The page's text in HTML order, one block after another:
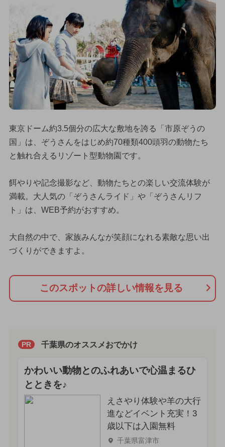
東京ドーム約3.5個分の広大な敷地を誇る「市原ぞうの
国」は、ぞうさんをはじめ約70種類400頭羽の動物たち
と触れ合えるリゾート型動物園です。
餌やりや記念撮影など、動物たちとの楽しい交流体験が
満載。大人気の「ぞうさんライド」や「ぞうさんリフ
ト」は、WEB予約がおすすめ。
大自然の中で、家族みんなが笑顔になれる素敵な思い出
づくりができますよ。
このスポットの詳しい情報を見る
PR 千葉県のオススメおでかけ
かわいい動物とのふれあいで心温まるひ
とときを♪
えさやり体験や羊の大行
進などイベント充実！3
歳以下は入園無料
千葉県富津市